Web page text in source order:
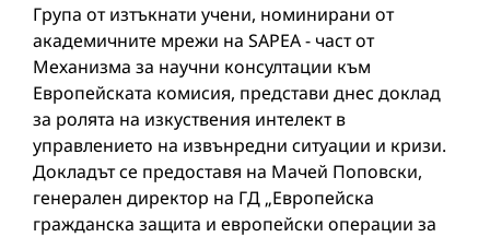
Група от изтъкнати учени, номинирани от
академичните мрежи на SAPEA - част от
Механизма за научни консултации към
Европейската комисия, представи днес доклад
за ролята на изкуствения интелект в
управлението на извънредни ситуации и кризи.
Докладът се предоставя на Мачей Поповски,
генерален директор на ГД „Европейска
гражданска защита и европейски операции за